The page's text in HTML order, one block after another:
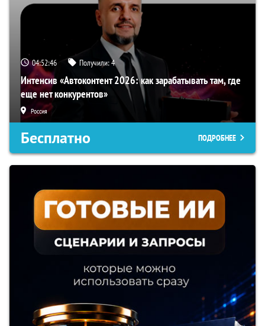
04:52:46 Получили:4
Интенсив «Автоконтент 2026: как зарабатывать там, где
еще нет конкурентов»
Россия
Бесплатно ПОДРОБНЕЕ